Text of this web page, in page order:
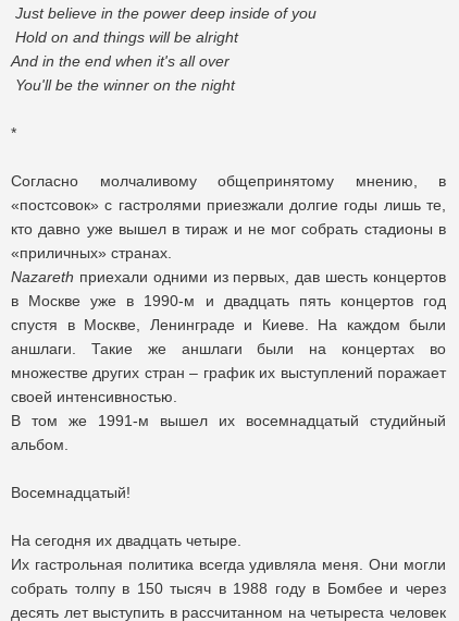
Just believe in the power deep inside of you
Hold on and things will be alright
And in the end when it's all over
You'll be the winner on the night
*
Согласно молчаливому общепринятому мнению, в
«постсовок» с гастролями приезжали долгие годы лишь те,
кто давно уже вышел в тираж и не мог собрать стадионы в
«приличных» странах.
Nazareth приехали одними из первых, дав шесть концертов
в Москве уже в 1990-м и двадцать пять концертов год
спустя в Москве, Ленинграде и Киеве. На каждом были
аншлаги. Такие же аншлаги были на концертах во
множестве других стран – график их выступлений поражает
своей интенсивностью.
В том же 1991-м вышел их восемнадцатый студийный
альбом.
Восемнадцатый!
На сегодня их двадцать четыре.
Их гастрольная политика всегда удивляла меня. Они могли
собрать толпу в 150 тысяч в 1988 году в Бомбее и через
десять лет выступить в рассчитанном на четыреста человек